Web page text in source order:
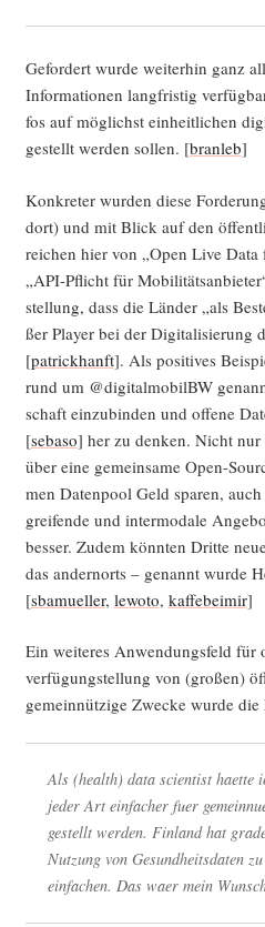
Gefor­dert wur­de wei­ter­hin ganz
Infor­ma­tio­nen lang­fris­tig
fos auf mög­lichst ein­heit­li­chen
gestellt wer­den sol­len. [bran­leb]
Kon­kre­ter wur­den die­se
dort) und mit Blick auf den
rei­chen hier von „Open Live
„API-Pflicht für
stel­lung, dass die Län­der „als
ßer Play­er bei der Digi­ta­li­sie­rung
[patrick­hanft]. Als posi­ti­ves
rund um @digitalmobilBW
schaft ein­zu­bin­den und offe­ne
[seba­so] her zu den­ken. Nicht
über eine gemein­sa­me Open-
men Daten­pool Geld spa­ren,
grei­fen­de und inter­mo­da­le
bes­ser. Zudem könn­ten Drit­te
das andern­orts – genannt wur­de
[sba­muel­ler, lewo­to, kaff­ebei­mir]
Ein wei­te­res Anwen­dungs­feld
ver­fü­gung­stel­lung von (gro­ßen)
gemein­nüt­zi­ge Zwe­cke wur­de die
Als (health) data sci­en­tist haet­te
jeder Art ein­fa­cher fuer
gestellt wer­den. Fin­land hat
Nut­zung von Gesund­heits­da­ten
ein­fa­chen. Das waer mein